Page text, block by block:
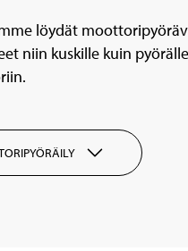
löydät
niin kuskille kuin